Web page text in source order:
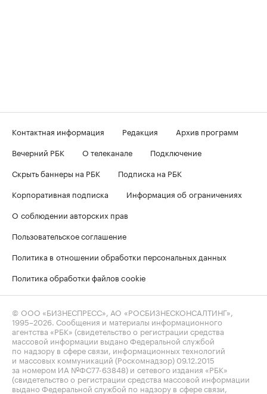
Контактная информация Редакция
Архив программ
Вечерний РБК
О телеканале
Подключение
Скрыть баннеры на РБК
Подписка на РБК
Корпоративная подписка
Информация об ограничениях
О соблюдении авторских прав
Пользовательское соглашение
Политика в отношении обработки персональных данных
Политика обработки файлов cookie
© ООО «БИЗНЕСПРЕСС», АО «РОСБИЗНЕСКОНСАЛТИНГ»,
1995–2026 . Сообщения и материалы информационного
агентства «РБК» (свидетельство о регистрации средства
массовой информации выдано Федеральной службой
по надзору в сфере связи, информационных технологий
и массовых коммуникаций (Роскомнадзор) 09.12.2015
за номером ИА №ФС77-63848) и сетевого издания «РБК»
(свидетельство о регистрации средства массовой информации
выдано Федеральной службой по надзору в сфере связи,